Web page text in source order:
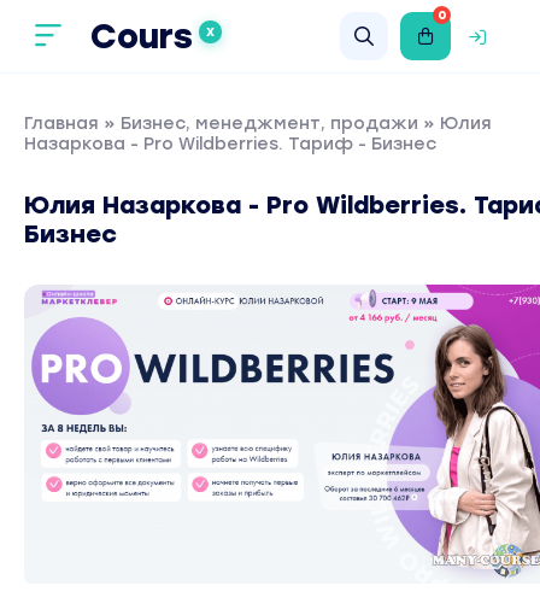
Cours X
0
Главная » Бизнес, менеджмент, продажи » Юлия
Назаркова - Pro Wildberries. Тариф - Бизнес
Юлия Назаркова - Pro Wildberries.
Бизнес